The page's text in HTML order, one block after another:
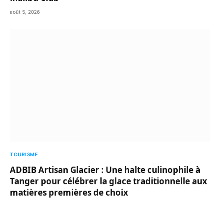
août 5, 2026
TOURISME
ADBIB Artisan Glacier : Une halte culinophile à
Tanger pour célébrer la glace traditionnelle aux
matières premières de choix